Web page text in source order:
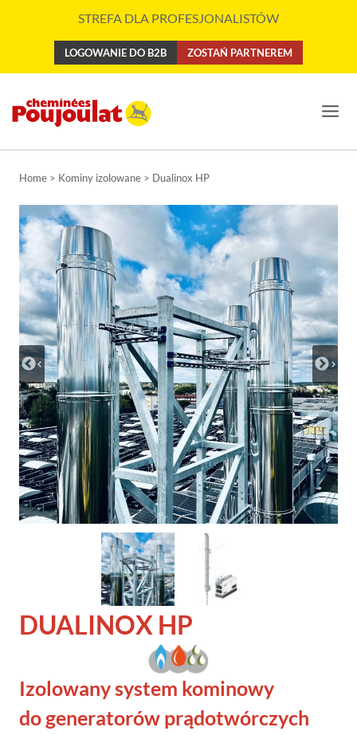
STREFA DLA PROFESJONALISTÓW
LOGOWANIE DO B2B ZOSTAŃ PARTNEREM
Home > Kominy izolowane > Dualinox HP
DUALINOX HP
Izolowany system kominowy
do generatorów prądotwórczych